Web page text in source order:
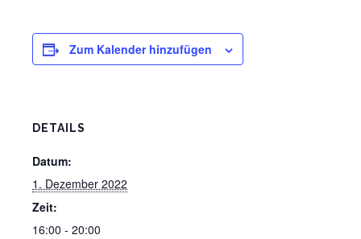
Zum Kalender hinzufügen
DETAILS
Datum:
1. Dezember 2022
Zeit:
16:00 - 20:00